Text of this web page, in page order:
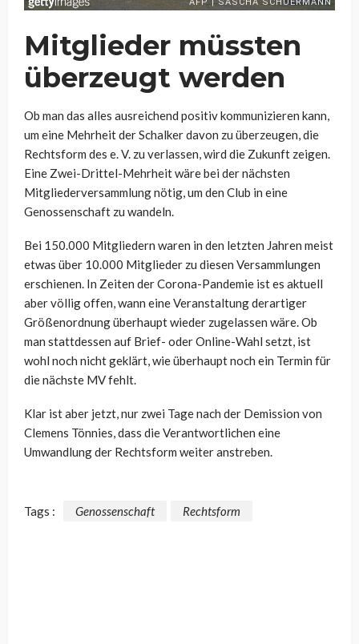
Mitglieder müssten
überzeugt werden
Ob man das alles ausreichend positiv kommunizieren kann,
um eine Mehrheit der Schalker davon zu überzeugen, die
Rechtsform des e. V. zu verlassen, wird die Zukunft zeigen.
Eine Zwei-Drittel-Mehrheit wäre bei der nächsten
Mitgliederversammlung nötig, um den Club in eine
Genossenschaft zu wandeln.
Bei 150.000 Mitgliedern waren in den letzten Jahren meist
etwas über 10.000 Mitglieder zu diesen Versammlungen
erschienen. In Zeiten der Corona-Pandemie ist es aktuell
aber völlig offen, wann eine Veranstaltung derartiger
Größenordnung überhaupt wieder zugelassen wäre. Ob
man stattdessen auf Brief- oder Online-Wahl setzt, ist
wohl noch nicht geklärt, wie überhaupt noch ein Termin für
die nächste MV fehlt.
Klar ist aber jetzt, nur zwei Tage nach der Demission von
Clemens Tönnies, dass die Verantwortlichen eine
Umwandlung der Rechtsform weiter anstreben.
Tags : Genossenschaft Rechtsform